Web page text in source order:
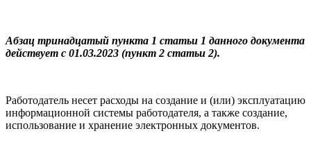
Абзац тринадцатый пункта 1 статьи 1 данного документа
действует с 01.03.2023 (пункт 2 статьи 2).
Работодатель несет расходы на создание и (или) эксплуатацию
информационной системы работодателя, а также создание,
использование и хранение электронных документов.